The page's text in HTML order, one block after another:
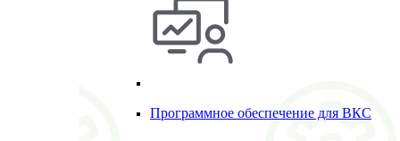
Программное обеспечение для ВКС